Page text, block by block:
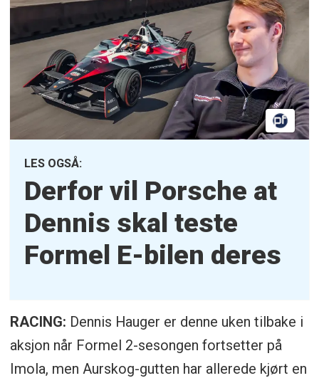
LES OGSÅ:
Derfor vil Porsche at
Dennis skal teste
Formel E-bilen deres
RACING: Dennis Hauger er denne uken tilbake i
aksjon når Formel 2-sesongen fortsetter på
Imola, men Aurskog-gutten har allerede kjørt en